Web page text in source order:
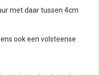
met daar tussen 4cm
ook een volsteense